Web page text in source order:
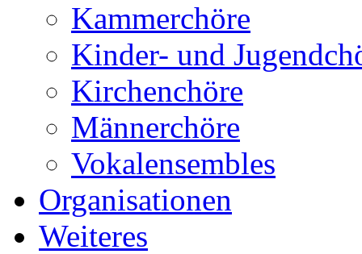
Kammerchöre
Kinder- und
Kirchenchöre
Männerchöre
Vokalensembles
Organisationen
Weiteres